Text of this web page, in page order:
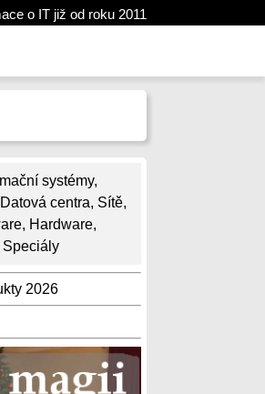
o IT již od roku 2011
systémy,
Datová centra, Sítě,
, Hardware,
Speciály
2026